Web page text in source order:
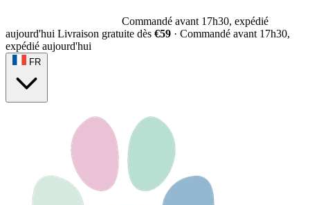
Commandé avant 17h30, expédié
aujourd'hui Livraison gratuite dès €59 · Commandé avant 17h30,
expédié aujourd'hui
FR